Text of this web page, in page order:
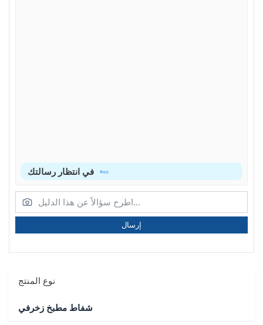
إرسال
نوع المنتج
شفاط مطبخ زخرفي